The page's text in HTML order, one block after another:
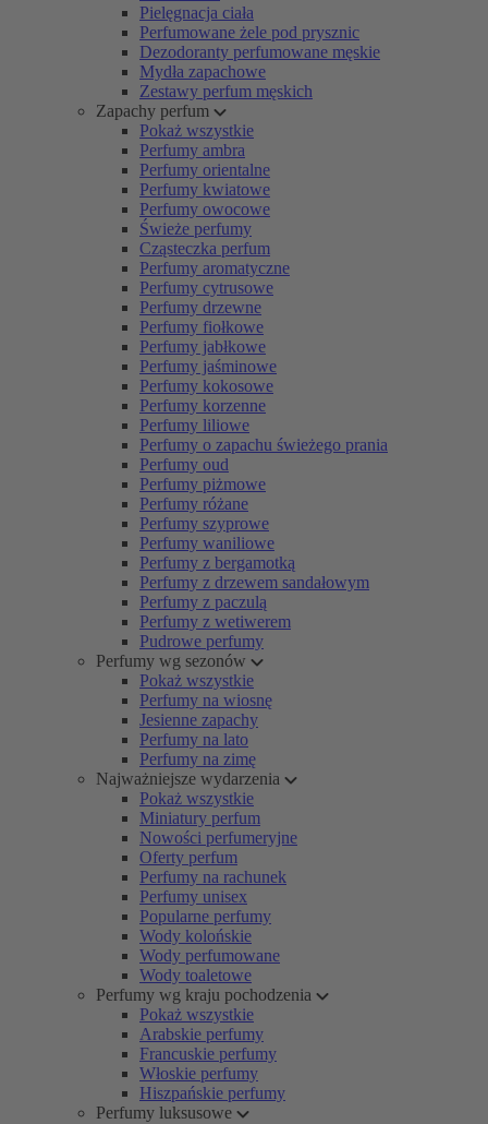
Pielęgnacja ciała
Perfumowane żele pod prysznic
Dezodoranty perfumowane męskie
Mydła zapachowe
Zestawy perfum męskich
Zapachy perfum
Pokaż wszystkie
Perfumy ambra
Perfumy orientalne
Perfumy kwiatowe
Perfumy owocowe
Świeże perfumy
Cząsteczka perfum
Perfumy aromatyczne
Perfumy cytrusowe
Perfumy drzewne
Perfumy fiołkowe
Perfumy jabłkowe
Perfumy jaśminowe
Perfumy kokosowe
Perfumy korzenne
Perfumy liliowe
Perfumy o zapachu świeżego prania
Perfumy oud
Perfumy piżmowe
Perfumy różane
Perfumy szyprowe
Perfumy waniliowe
Perfumy z bergamotką
Perfumy z drzewem sandałowym
Perfumy z paczulą
Perfumy z wetiwerem
Pudrowe perfumy
Perfumy wg sezonów
Pokaż wszystkie
Perfumy na wiosnę
Jesienne zapachy
Perfumy na lato
Perfumy na zimę
Najważniejsze wydarzenia
Pokaż wszystkie
Miniatury perfum
Nowości perfumeryjne
Oferty perfum
Perfumy na rachunek
Perfumy unisex
Popularne perfumy
Wody kolońskie
Wody perfumowane
Wody toaletowe
Perfumy wg kraju pochodzenia
Pokaż wszystkie
Arabskie perfumy
Francuskie perfumy
Włoskie perfumy
Hiszpańskie perfumy
Perfumy luksusowe